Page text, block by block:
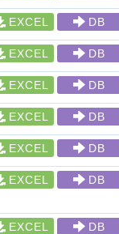
EXCEL DB
EXCEL DB
EXCEL DB
EXCEL DB
EXCEL DB
EXCEL DB
EXCEL DB